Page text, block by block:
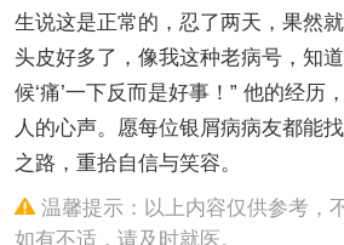
生说这是正常的，忍了两天，果然
头皮好多了，像我这种老病号，知
候‘痛’一下反而是好事！” 他的经历
人的心声。愿每位银屑病病友都能
之路，重拾自信与笑容。
温馨提示：以上内容仅供参考，
如有不适，请及时就医。